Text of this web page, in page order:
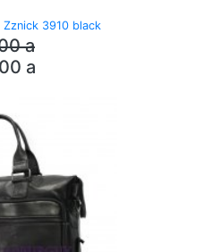
3910 black
a
a